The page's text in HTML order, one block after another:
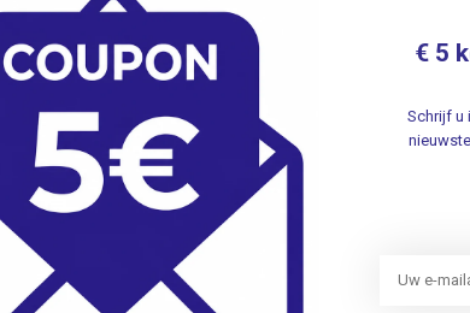
en professionele kwaliteit, veelgebruikt in
uitstekende absorptie.
laag.
gebruik thuis.
vandaag nog!
die jouw herstel versnelt.
€ 5
Schrijf u